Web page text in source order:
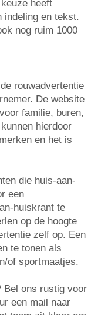
heeft
indeling en tekst.
nog ruim 1000
rouwadvertentie
De website
familie, buren,
hierdoor
en het is
die huis-aan-
een
huiskrant te
op de hoogte
zelf op. Een
te tonen als
of sportmaatjes.
Bel ons rustig voor
een mail naar